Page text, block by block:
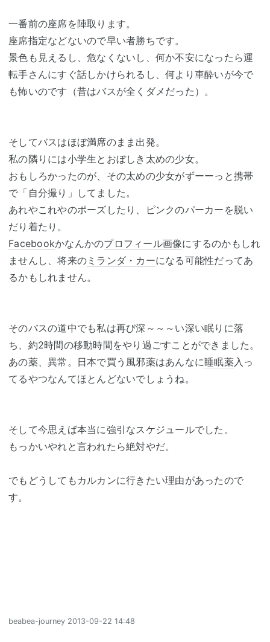
一番前の座席を陣取ります。
座席指定などないので早い者勝ちです。
景色も見えるし、危なくないし、何か不安になったら運
転手さんにすぐ話しかけられるし、何より車酔いが今で
も怖いのです（昔はバスが全くダメだった）。
そしてバスはほぼ満席のまま出発。
私の隣りには小学生とおぼしき太めの少女。
おもしろかったのが、その太めの少女がずーーっと携帯
で「自分撮り」してました。
あれやこれやのポーズしたり、ピンクのパーカーを脱い
だり着たり。
Facebookかなんかのプロフィール画像にするのかもしれ
ませんし、将来の ミランダ・カーになる可能性だってあ
るかもしれません。
そのバスの道中でも私は再び深～～～い深い眠りに落
ち、約2時間の移動時間をやり過ごすことができました。
あの薬、異常。日本で買う風邪薬はあんなに睡眠薬入っ
てるやつなんてほとんどないでしょうね。
そして今思えば本当に強引なスケジュールでした。
もっかいやれと言われたら絶対やだ。
でもどうしてもカルカンに行きたい理由があったので
す。
beabea-journey 2013-09-22 14:48